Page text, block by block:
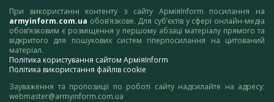
При використанні контенту з сайту АрміяInform посилання на
armyinform.com.ua обов’язкове. Для суб’єктів у сфері онлайн-медіа
обов’язковим є розміщення у першому абзаці матеріалу прямого та
відкритого для пошукових систем гіперпосилання на цитований
матеріал.
Політика користування сайтом АрміяInform
Політика використання файлів cookie
Зауваження та пропозиції по роботі сайту надсилайте на адресу:
webmaster@armyinform.com.ua